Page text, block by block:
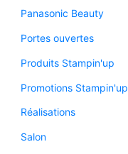
Panasonic Beauty
Portes ouvertes
Produits Stampin'up
Promotions Stampin'up
Réalisations
Salon